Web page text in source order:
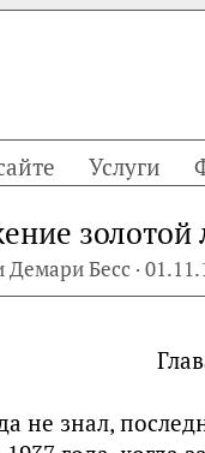
Услуги
золотой
Бесс ·
не знал,